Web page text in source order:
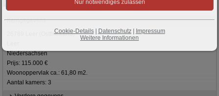
Kerngegevens
26789 Leer (Ostfriesland)
Niedersachsen
Prijs: 115.000 €
Woonoppervlak ca.: 61,80 m2.
Aantal kamers: 3
Cookie-Details| Datenschutz| Impressum
Weitere Informationen